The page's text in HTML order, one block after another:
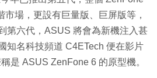
市場，更設有巨量版、巨屏版等，
第六代，ASUS 將會為新機注入甚
知名科技頻道 C4ETech 便在影片
是 ASUS ZenFone 6 的原型機。